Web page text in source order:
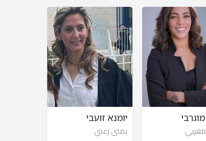
יומנא זועבי
يمنى زعبي